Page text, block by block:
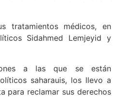
tratamientos médicos, en
Sidahmed Lemjeyid y
a las que se están
saharauis, los llevo a
para reclamar sus derechos